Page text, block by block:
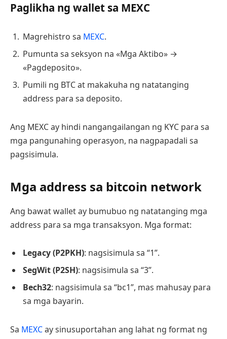
Paglikha ng wallet sa MEXC
Magrehistro sa MEXC.
Pumunta sa seksyon na «Mga Aktibo» →
«Pagdeposito».
Pumili ng BTC at makakuha ng natatanging
address para sa deposito.
Ang MEXC ay hindi nangangailangan ng KYC para sa
mga pangunahing operasyon, na nagpapadali sa
pagsisimula.
Mga address sa bitcoin network
Ang bawat wallet ay bumubuo ng natatanging mga
address para sa mga transaksyon. Mga format:
Legacy (P2PKH): nagsisimula sa “1”.
SegWit (P2SH): nagsisimula sa “3”.
Bech32: nagsisimula sa “bc1”, mas mahusay para
sa mga bayarin.
Sa MEXCay sinusuportahan ang lahat ng format ng